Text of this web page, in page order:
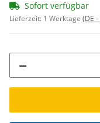
Sofort verfügbar
Lieferzeit: 1 Werktage (DE